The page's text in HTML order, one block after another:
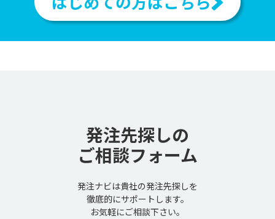
発注先探しの
ご相談フォーム
発注ナビは貴社の発注先探しを
徹底的にサポートします。
お気軽にご相談下さい。